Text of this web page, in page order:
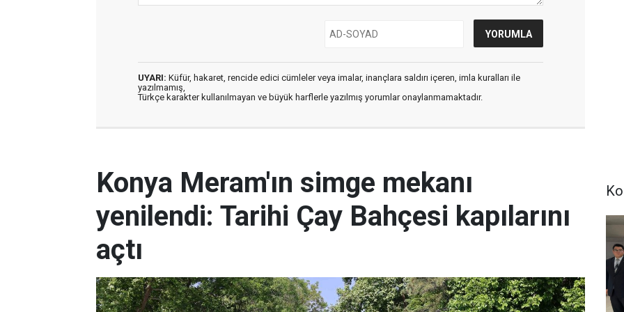
UYARI: Küfür, hakaret, rencide edici cümleler veya imalar, inançlara saldırı içeren, imla kuralları ile
yazılmamış,
Türkçe karakter kullanılmayan ve büyük harflerle yazılmış yorumlar onaylanmamaktadır.
Konya Meram'ın simge mekanı
yenilendi: Tarihi Çay Bahçesi kapılarını
açtı